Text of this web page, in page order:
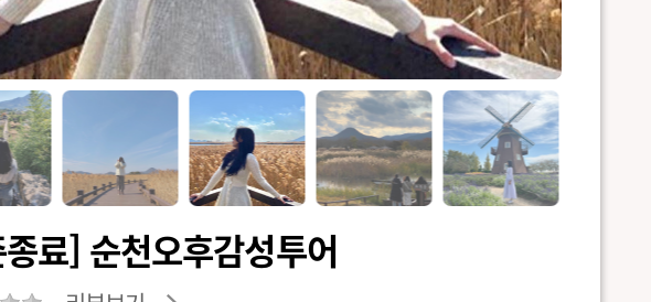
료] 순천오후감성투어